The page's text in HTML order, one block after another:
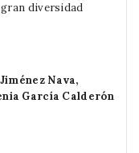
gran diversidad
Nava,
García Calderón